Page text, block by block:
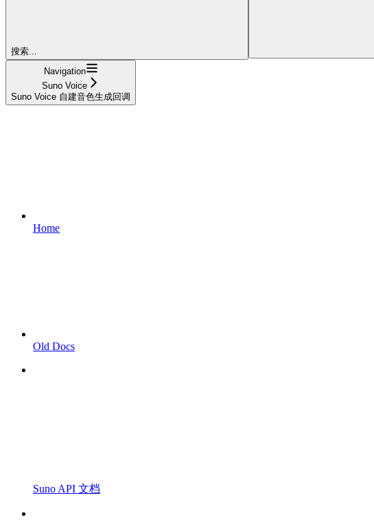
搜索...
Navigation
Suno Voice
Suno Voice 自建音色生成回调
Home
Old Docs
Suno API 文档